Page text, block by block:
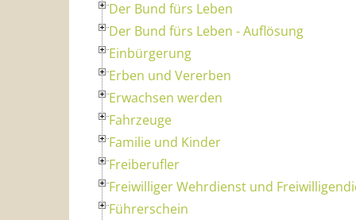
Der Bund fürs Leben
Der Bund fürs Leben - Auflösung
Einbürgerung
Erben und Vererben
Erwachsen werden
Fahrzeuge
Familie und Kinder
Freiberufler
Freiwilliger Wehrdienst und
Führerschein